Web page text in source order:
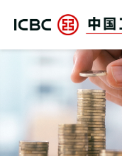
交易銀行 | 支